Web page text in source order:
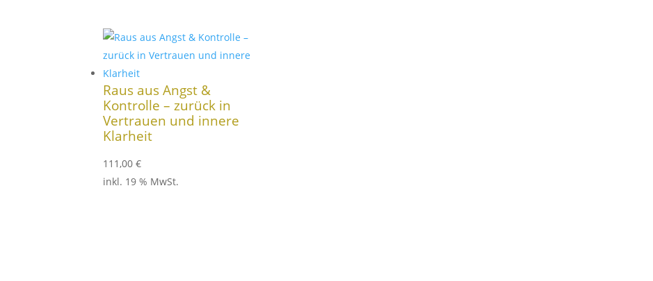
Raus aus Angst &
Kontrolle – zurück in
Vertrauen und innere
Klarheit
111,00€
inkl. 19 % MwSt.